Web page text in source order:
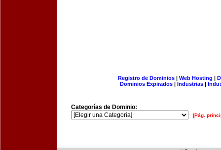
Registro de Dominios| Web Hosting |
Dominios Expirados | Industrias |
Categorías de Dominio:
[Pág.